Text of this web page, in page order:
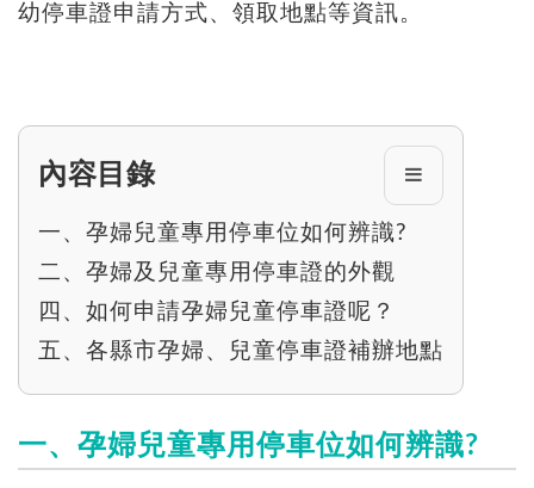
幼停車證申請方式、領取地點等資訊。
內容目錄
一、孕婦兒童專用停車位如何辨識?
二、孕婦及兒童專用停車證的外觀
四、如何申請孕婦兒童停車證呢？
五、各縣市孕婦、兒童停車證補辦地點
一、孕婦兒童專用停車位如何辨識?